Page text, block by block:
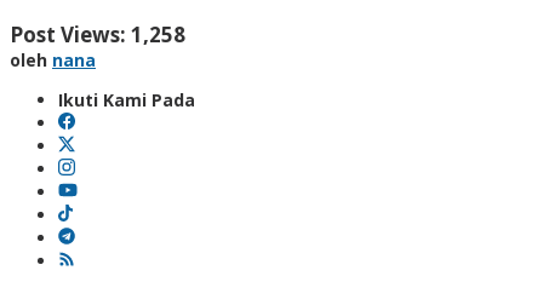
Post Views: 1,258
oleh nana
Ikuti Kami Pada